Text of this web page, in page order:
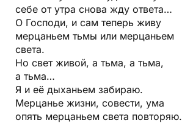
себе от утра снова жду ответа…
О Господи, и сам теперь живу
мерцаньем тьмы или мерцаньем
света.
Но свет живой, а тьма, а тьма,
а тьма…
Я и её дыханьем забираю.
Мерцанье жизни, совести, ума
опять мерцаньем света повторяю.